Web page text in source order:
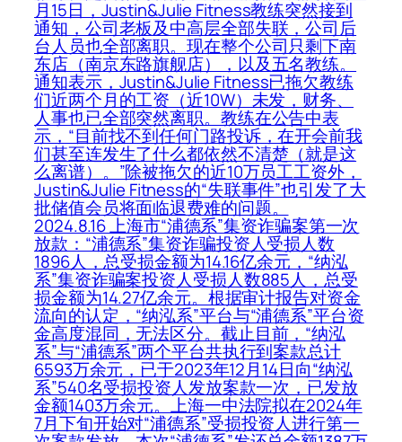
月15日，Justin&Julie Fitness教练突然接到
通知，公司老板及中高层全部失联，公司后
台人员也全部离职。现在整个公司只剩下南
东店（南京东路旗舰店），以及五名教练。
通知表示，Justin&Julie Fitness已拖欠教练
们近两个月的工资（近10W）未发，财务、
人事也已全部突然离职。教练在公告中表
示，“目前找不到任何门路投诉，在开会前我
们甚至连发生了什么都依然不清楚（就是这
么离谱）。”除被拖欠的近10万员工工资外，
Justin&Julie Fitness的“失联事件”也引发了大
批储值会员将面临退费难的问题。
2024.8.16 上海市“浦德系”集资诈骗案第一次
放款：“浦德系”集资诈骗投资人受损人数
1896人，总受损金额为14.16亿余元，“纳泓
系”集资诈骗案投资人受损人数885人，总受
损金额为14.27亿余元。根据审计报告对资金
流向的认定，“纳泓系”平台与“浦德系”平台资
金高度混同，无法区分。截止目前，“纳泓
系”与“浦德系”两个平台共执行到案款总计
6593万余元，已于2023年12月14日向“纳泓
系”540名受损投资人发放案款一次，已发放
金额1403万余元。上海一中法院拟在2024年
7月下旬开始对“浦德系”受损投资人进行第一